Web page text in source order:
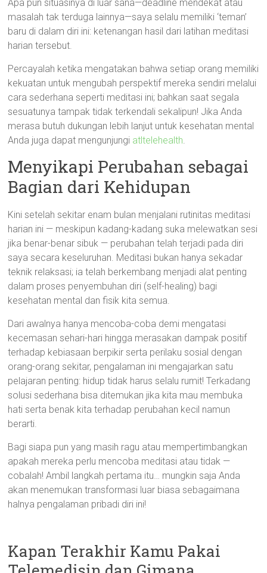
Apa pun situasinya di luar sana—deadline mendekat atau
masalah tak terduga lainnya—saya selalu memiliki ‘teman’
baru di dalam diri ini: ketenangan hasil dari latihan meditasi
harian tersebut.
Percayalah ketika mengatakan bahwa setiap orang memiliki
kekuatan untuk mengubah perspektif mereka sendiri melalui
cara sederhana seperti meditasi ini; bahkan saat segala
sesuatunya tampak tidak terkendali sekalipun! Jika Anda
merasa butuh dukungan lebih lanjut untuk kesehatan mental
Anda juga dapat mengunjungi atltelehealth.
Menyikapi Perubahan sebagai
Bagian dari Kehidupan
Kini setelah sekitar enam bulan menjalani rutinitas meditasi
harian ini — meskipun kadang-kadang suka melewatkan sesi
jika benar-benar sibuk — perubahan telah terjadi pada diri
saya secara keseluruhan. Meditasi bukan hanya sekadar
teknik relaksasi; ia telah berkembang menjadi alat penting
dalam proses penyembuhan diri (self-healing) bagi
kesehatan mental dan fisik kita semua.
Dari awalnya hanya mencoba-coba demi mengatasi
kecemasan sehari-hari hingga merasakan dampak positif
terhadap kebiasaan berpikir serta perilaku sosial dengan
orang-orang sekitar, pengalaman ini mengajarkan satu
pelajaran penting: hidup tidak harus selalu rumit! Terkadang
solusi sederhana bisa ditemukan jika kita mau membuka
hati serta benak kita terhadap perubahan kecil namun
berarti.
Bagi siapa pun yang masih ragu atau mempertimbangkan
apakah mereka perlu mencoba meditasi atau tidak —
cobalah! Ambil langkah pertama itu… mungkin saja Anda
akan menemukan transformasi luar biasa sebagaimana
halnya pengalaman pribadi diri ini!
Kapan Terakhir Kamu Pakai